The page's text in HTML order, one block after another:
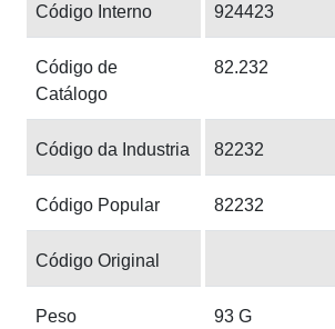
Código Interno 924423
Código de
Catálogo
82.232
Código da Industria 82232
Código Popular 82232
Código Original
Peso 93 G